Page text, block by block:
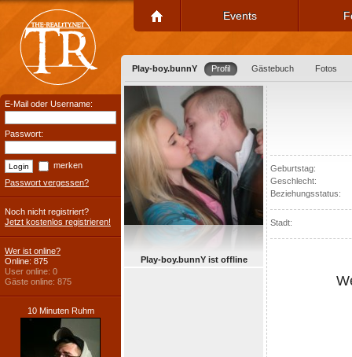
Events
Play-boy.bunnY Profil Gästebuch Fotos
Play-boy.bunnY ist offline
Geburtstag:
Geschlecht:
Beziehungsstatus:
Stadt:
E-Mail oder Username:
Passwort:
merken
Passwort vergessen?
Noch nicht registriert?
Jetzt kostenlos registrieren!
Wer ist online?
Online: 875
User online: 0
Gäste online: 875
10 Minuten Ruhm